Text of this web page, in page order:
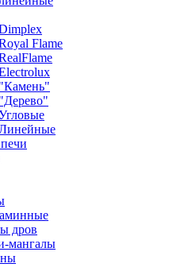
Flame
дров
мангалы